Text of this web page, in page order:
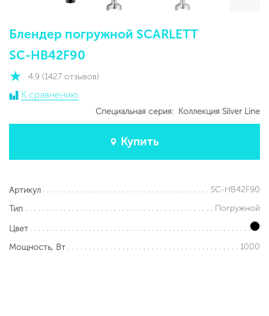
Блендер погружной SCARLETT
SC-HB42F90
4.9 (1427 отзывов)
К сравнению
Специальная серия: Коллекция Silver Line
Купить
Артикул
SC-HB42F90
Тип
Погружной
Цвет
Мощность, Вт
1000